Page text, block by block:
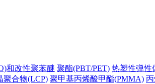
和改性聚苯醚 聚酯(PBT/PET) 热塑性弹性
聚合物(LCP) 聚甲基丙烯酸甲酯(PMMA)